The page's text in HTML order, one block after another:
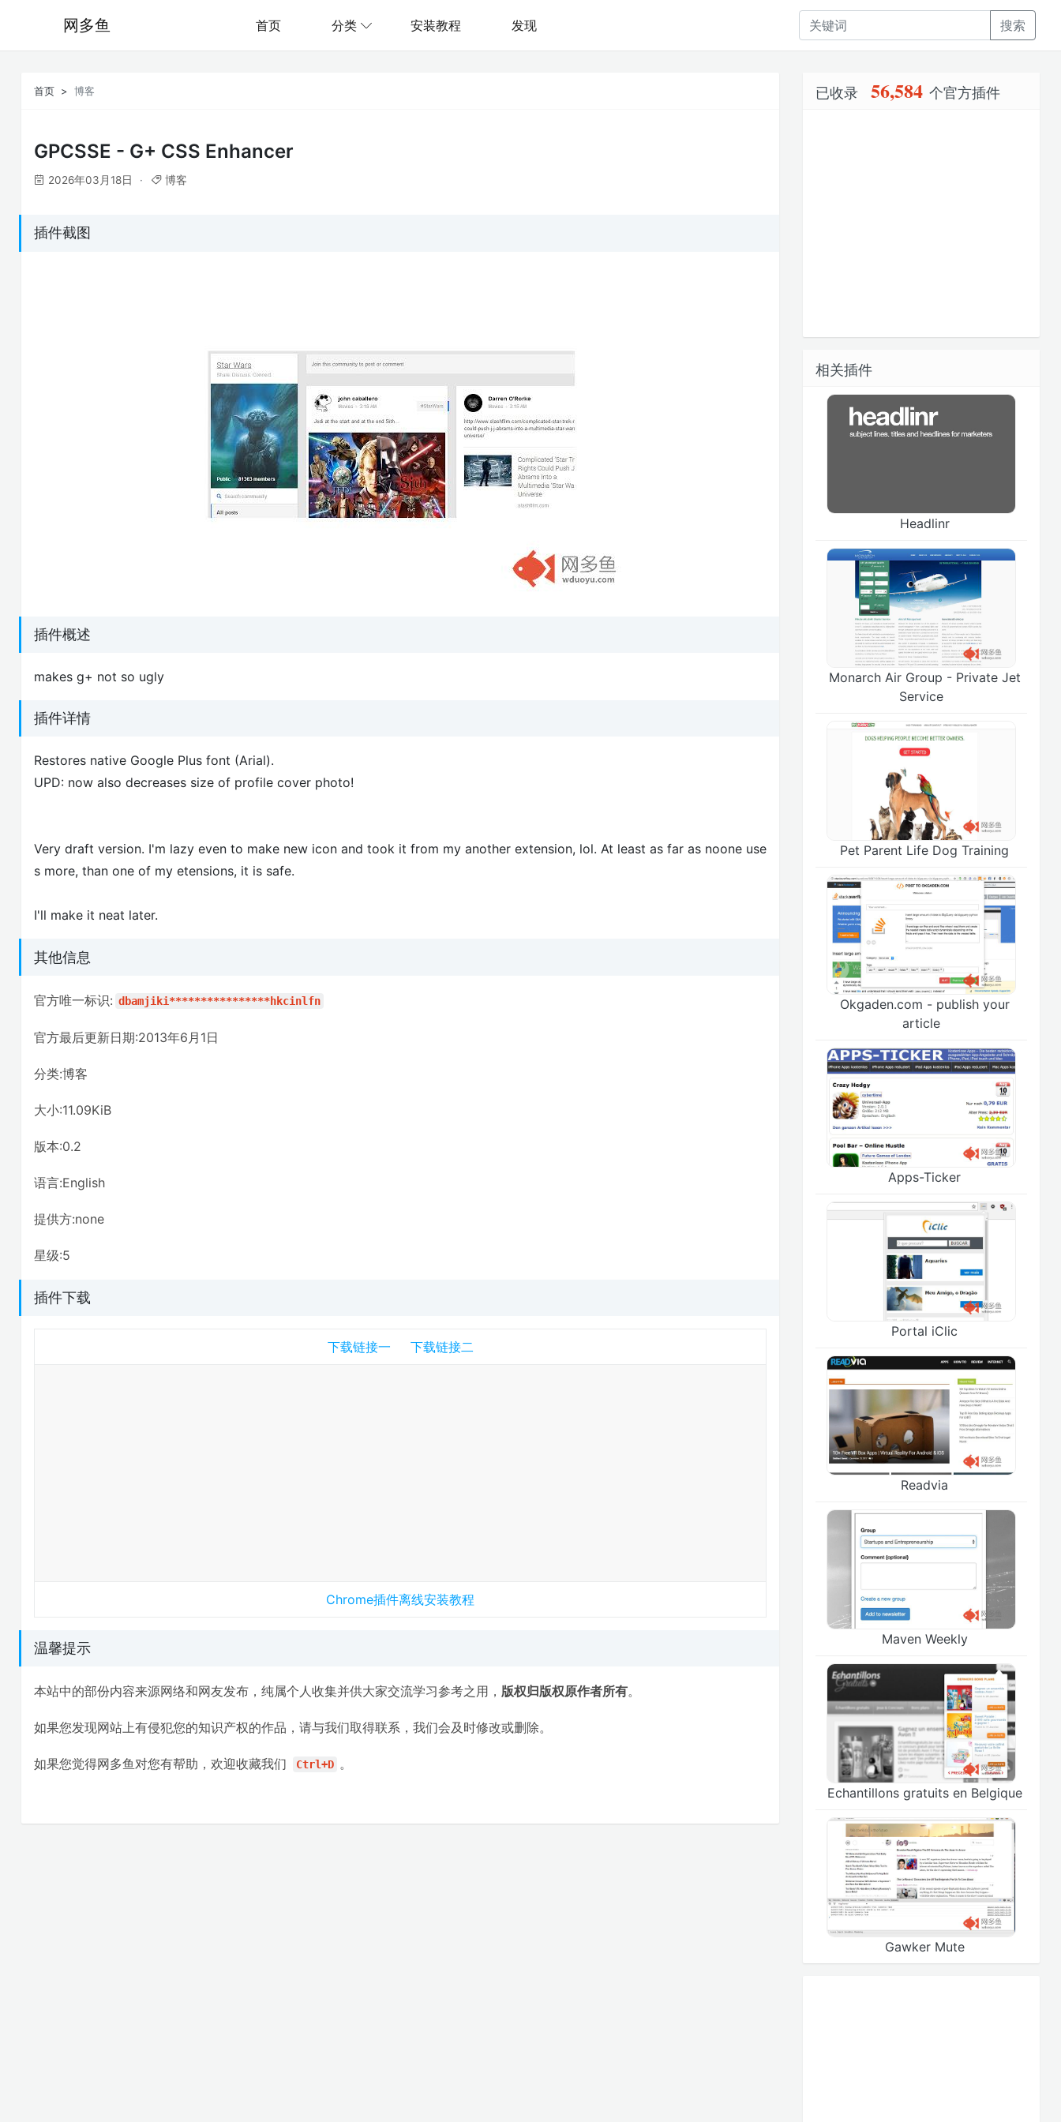
网多鱼 首页 分类 安装教程 发现 搜索
首页 博客
GPCSSE - G+ CSS Enhancer
2026年03月18日 博客
插件截图
插件概述
makes g+ not so ugly
插件详情
Restores native Google Plus font (Arial).
UPD: now also decreases size of profile cover photo!
Very draft version. I'm lazy even to make new icon and took it from my another extension, lol. At least as far as noone use
s more, than one of my etensions, it is safe.
I'll make it neat later.
其他信息
官方唯一标识: dbamjiki****************hkcinlfn
官方最后更新日期:2013年6月1日
分类:博客
大小:11.09KiB
版本:0.2
语言:English
提供方:none
星级:5
插件下载
下载链接一 下载链接二
Chrome插件离线安装教程
温馨提示
本站中的部份内容来源网络和网友发布，纯属个人收集并供大家交流学习参考之用， 版权归版权原作者所有。
如果您发现网站上有侵犯您的知识产权的作品，请与我们取得联系，我们会及时修改或删除。
如果您觉得网多鱼对您有帮助，欢迎收藏我们 Ctrl+D 。
已收录 56,584 个官方插件
相关插件
Headlinr
Monarch Air Group - Private Jet
Service
Pet Parent Life Dog Training
Okgaden.com - publish your
article
Apps-Ticker
Portal iClic
Readvia
Maven Weekly
Echantillons gratuits en Belgique
Gawker Mute